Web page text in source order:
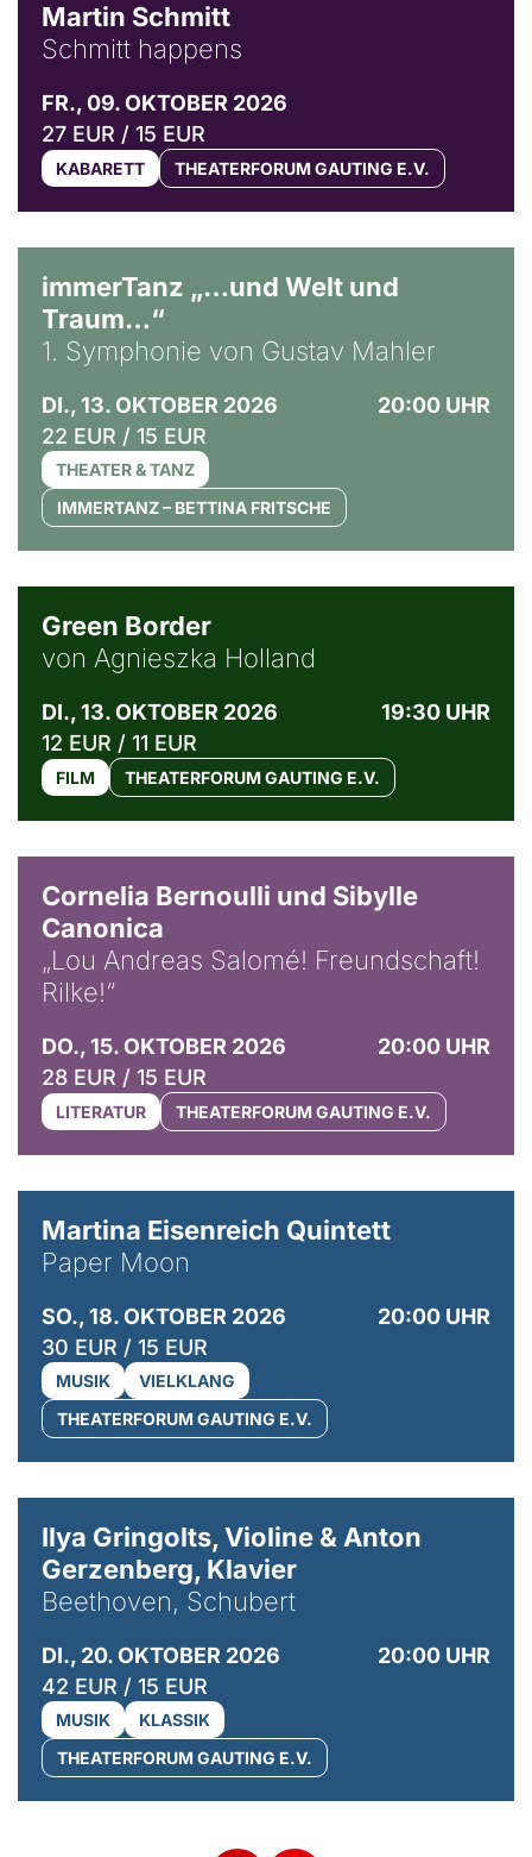
Martin Schmitt
Schmitt happens
FR., 09. OKTOBER 2026
27 EUR / 15 EUR
KABARETT THEATERFORUM GAUTING E.V.
immerTanz „…und Welt und
Traum…“
1. Symphonie von Gustav Mahler
DI., 13. OKTOBER 2026
20:00 UHR
22 EUR / 15 EUR
THEATER & TANZ
IMMERTANZ – BETTINA FRITSCHE
Green Border
von Agnieszka Holland
DI., 13. OKTOBER 2026
19:30 UHR
12 EUR / 11 EUR
FILM THEATERFORUM GAUTING E.V.
Cornelia Bernoulli und Sibylle
Canonica
„Lou Andreas Salomé! Freundschaft!
Rilke!“
DO., 15. OKTOBER 2026
20:00 UHR
28 EUR / 15 EUR
LITERATUR THEATERFORUM GAUTING E.V.
Martina Eisenreich Quintett
Paper Moon
SO., 18. OKTOBER 2026
20:00 UHR
30 EUR / 15 EUR
MUSIK
VIELKLANG
THEATERFORUM GAUTING E.V.
Ilya Gringolts, Violine & Anton
Gerzenberg, Klavier
Beethoven, Schubert
DI., 20. OKTOBER 2026
20:00 UHR
42 EUR / 15 EUR
MUSIK
KLASSIK
THEATERFORUM GAUTING E.V.